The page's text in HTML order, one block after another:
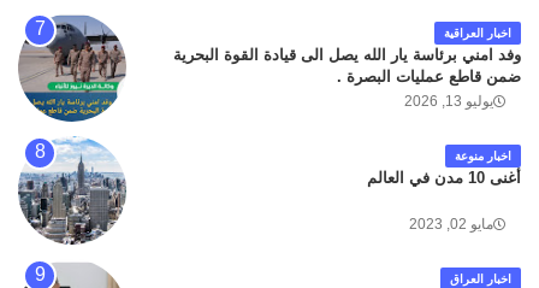
اخبار العراقية
وفد امني برئاسة يار الله يصل الى قيادة القوة البحرية
ضمن قاطع عمليات البصرة .
يوليو 13, 2026
اخبار منوعة
أغنى 10 مدن في العالم
مايو 02, 2023
اخبار العراق